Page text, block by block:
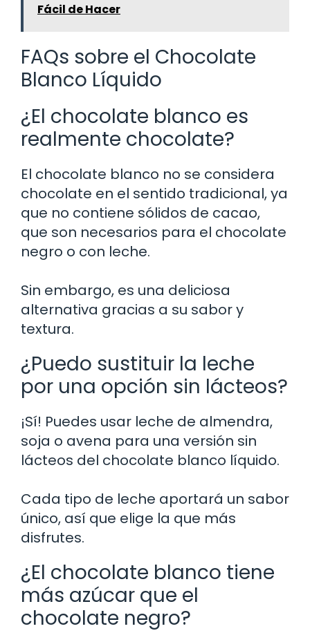
Fácil de Hacer
FAQs sobre el Chocolate
Blanco Líquido
¿El chocolate blanco es
realmente chocolate?
El chocolate blanco no se considera
chocolate en el sentido tradicional, ya
que no contiene sólidos de cacao,
que son necesarios para el chocolate
negro o con leche.
Sin embargo, es una deliciosa
alternativa gracias a su sabor y
textura.
¿Puedo sustituir la leche
por una opción sin lácteos?
¡Sí! Puedes usar leche de almendra,
soja o avena para una versión sin
lácteos del chocolate blanco líquido.
Cada tipo de leche aportará un sabor
único, así que elige la que más
disfrutes.
¿El chocolate blanco tiene
más azúcar que el
chocolate negro?